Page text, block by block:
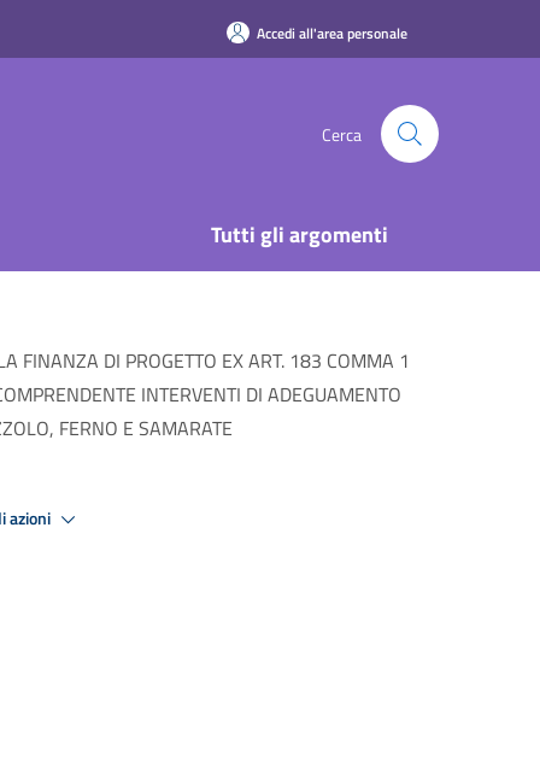
Accedi all'area personale
Cerca
Tutti gli argomenti
FINANZA DI PROGETTO EX ART. 183 COMMA 1
INTERVENTI DI ADEGUAMENTO
FERNO E SAMARATE
azioni